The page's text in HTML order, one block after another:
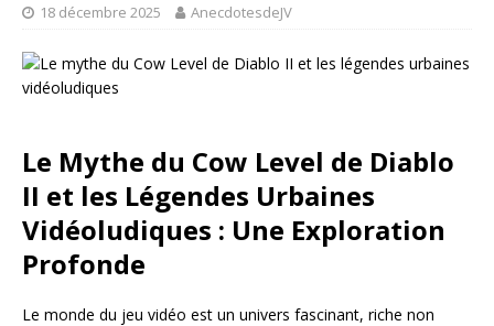
18 décembre 2025 AnecdotesdeJV
Le Mythe du Cow Level de Diablo
II et les Légendes Urbaines
Vidéoludiques : Une Exploration
Profonde
Le monde du jeu vidéo est un univers fascinant, riche non